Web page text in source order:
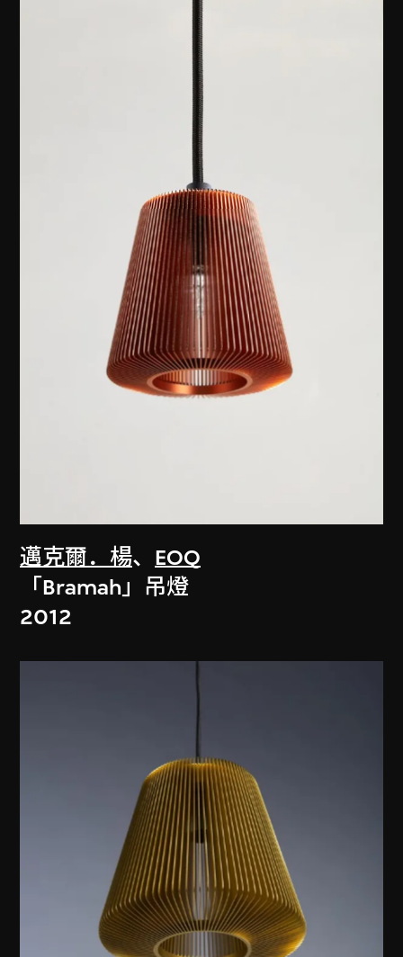
邁克爾．楊、 EOQ
「Bramah」吊燈
2012